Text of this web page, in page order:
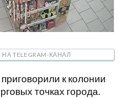
TELEGRAM-КАНАЛ
к колонии
точках города.